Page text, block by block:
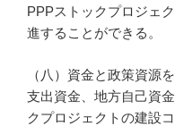
PPPストックプロジェ
進することができる。
（八）資金と政策資源
支出資金、地方自己資
クプロジェクトの建設